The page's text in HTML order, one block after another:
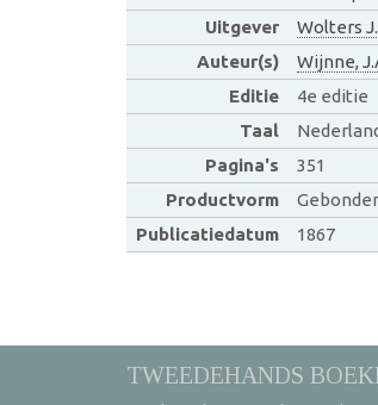
Uitgever
Wolters
Auteur(s)
Wijnne,
Editie
4e editie
Taal
Pagina's
351
Productvorm
Publicatiedatum
1867
TWEEDEHANDS